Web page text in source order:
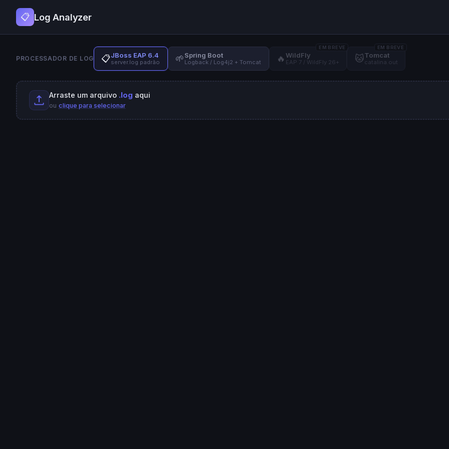
📋 Log Analyzer
PROCESSADOR DE LOG 📋JBoss EAP 6.4
server.log padrão 🌱Spring Boot
Logback / Log4j2 + Tomcat 🔥 WildFly
EAP 7 / WildFly 26+
EM BREVE
🐱Tomcat
catalina.out
EM BREVE
Arraste um arquivo .log aqui
ou clique para selecionar